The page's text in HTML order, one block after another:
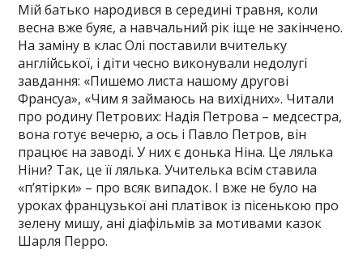
Мій батько народився в середині травня, коли
весна вже буяє, а навчальний рік іще не закінчено.
На заміну в клас Олі поставили вчительку
англійської, і діти чесно виконували недолугі
завдання: «Пишемо листа нашому другові
Франсуа», «Чим я займаюсь на вихідних». Читали
про родину Петрових: Надія Петрова – медсестра,
вона готує вечерю, а ось і Павло Петров, він
працює на заводі. У них є донька Ніна. Це лялька
Ніни? Так, це її лялька. Учителька всім ставила
«п’ятірки» – про всяк випадок. І вже не було на
уроках французької ані платівок із пісенькою про
зелену мишу, ані діафільмів за мотивами казок
Шарля Перро.